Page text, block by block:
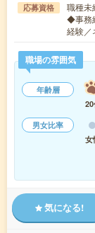
応募資格
職種未
◆事務
経験／
職場の雰囲気
年齢層
男女比率
女
気になる!